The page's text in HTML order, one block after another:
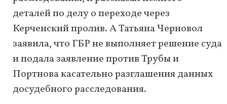
деталей по делу о переходе через
Керченский пролив. А Татьяна Черновол
заявила, что ГБР не выполняет решение суда
и подала заявление против Трубы и
Портнова касательно разглашения данных
досудебного расследования.